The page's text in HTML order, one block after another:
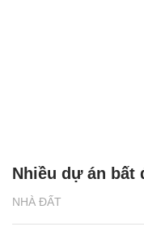
NHÀ ĐẤT
Nhiều dự án bất